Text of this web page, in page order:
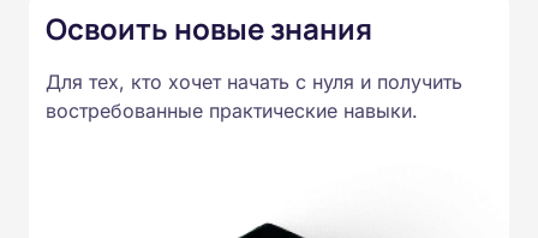
Освоить новые знания
Для тех, кто хочет начать с нуля и получить
востребованные практические навыки.